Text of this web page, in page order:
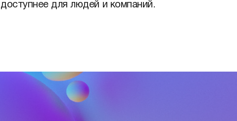
для людей и компаний.